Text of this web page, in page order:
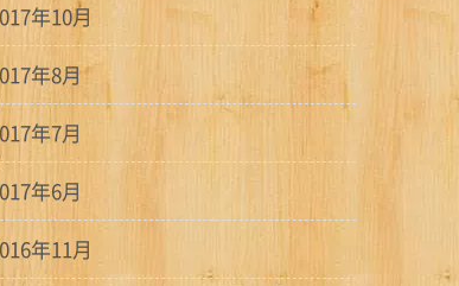
年10月
年8月
年7月
年6月
年11月